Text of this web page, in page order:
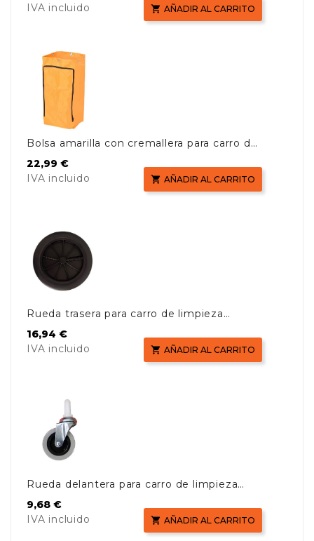
IVA incluido
 AÑADIR AL CARRITO
Bolsa amarilla con cremallera para carro de
limpieza AF08180
Precio
22,99 €
IVA incluido
 AÑADIR AL CARRITO
Rueda trasera para carro de limpieza
AF08180
Precio
16,94 €
IVA incluido
 AÑADIR AL CARRITO
Rueda delantera para carro de limpieza
AF08180
Precio
9,68 €
IVA incluido
 AÑADIR AL CARRITO